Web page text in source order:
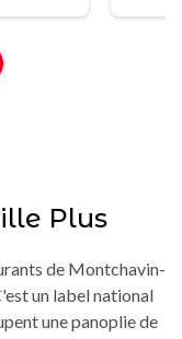
Plus
de Montchavin-
un label national
une panoplie de